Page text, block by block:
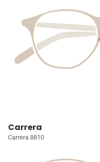
Carrera
Carrera 8810